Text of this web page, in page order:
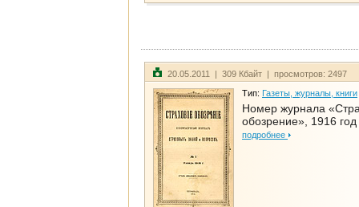
20.05.2011 | 309 Кбайт | просмотров: 2497
Тип: Газеты, журналы, книги
Номер журнала
обозрение», 1916 год
подробнее